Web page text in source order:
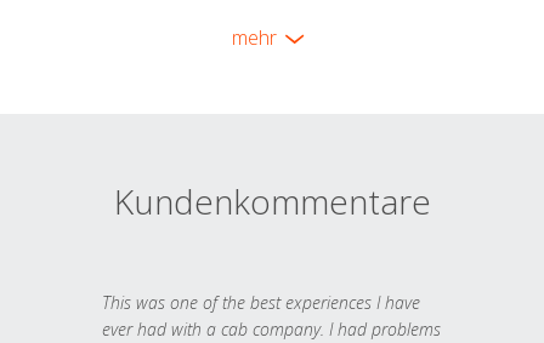
mehr
Kundenkommentare
This was one of the best experiences I have
ever had with a cab company. I had problems